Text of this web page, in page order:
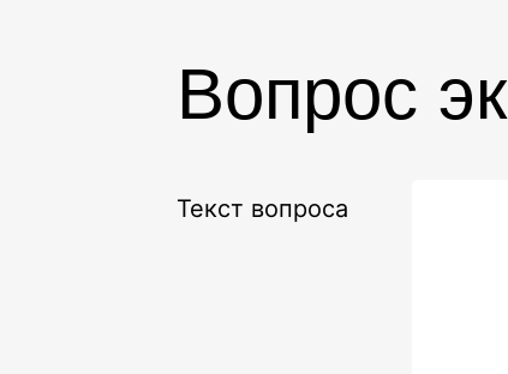
Вопрос
Текст вопроса